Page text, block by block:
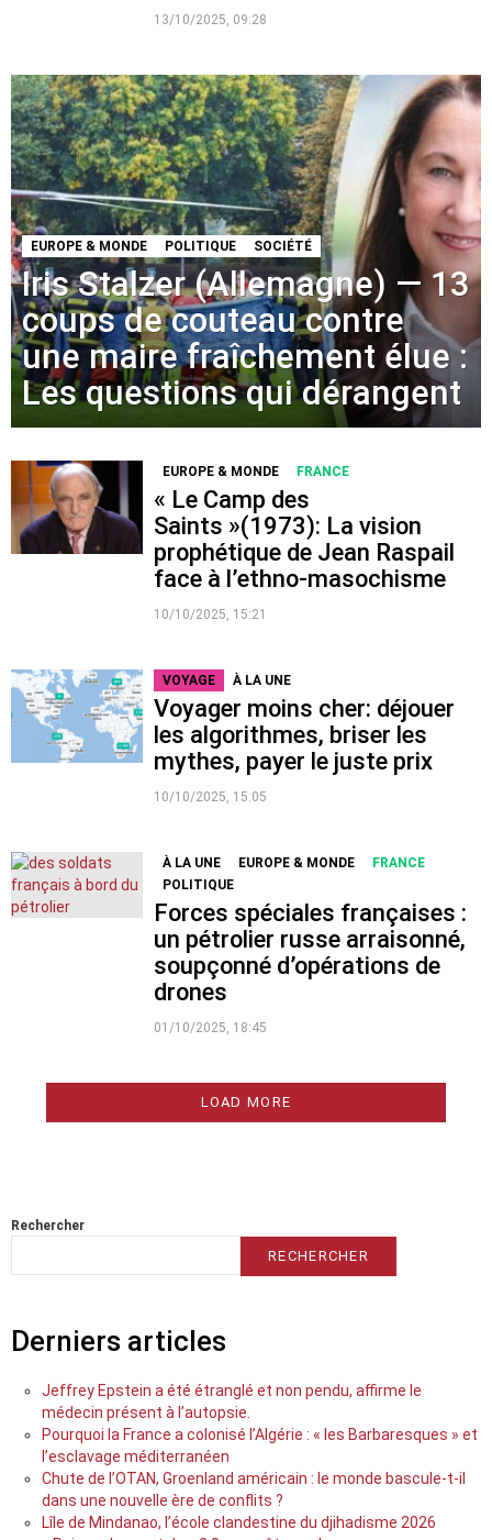
13/10/2025, 09:28
EUROPE & MONDE POLITIQUE SOCIÉTÉ
Iris Stalzer (Allemagne) — 13
coups de couteau contre
une maire fraîchement élue :
Les questions qui dérangent
EUROPE & MONDE FRANCE
« Le Camp des
Saints »(1973): La vision
prophétique de Jean Raspail
face à l’ethno-masochisme
10/10/2025, 15:21
VOYAGE À LA UNE
Voyager moins cher: déjouer
les algorithmes, briser les
mythes, payer le juste prix
10/10/2025, 15:05
À LA UNE EUROPE & MONDE
FRANCE
POLITIQUE
Forces spéciales françaises :
un pétrolier russe arraisonné,
soupçonné d’opérations de
drones
01/10/2025, 18:45
LOAD MORE
Rechercher
RECHERCHER
Derniers articles
Jeffrey Epstein a été étranglé et non pendu, affirme le
médecin présent à l’autopsie.
Pourquoi la France a colonisé l’Algérie : « les Barbaresques » et
l’esclavage méditerranéen
Chute de l’OTAN, Groenland américain : le monde bascule-t-il
dans une nouvelle ère de conflits ?
Lîle de Mindanao, l’école clandestine du djihadisme 2026